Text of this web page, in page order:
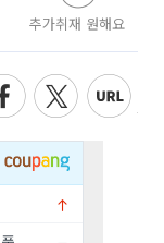
추가취재 원해요